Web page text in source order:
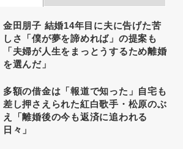
金田朋子 結婚14年目に夫に告げた苦
しさ「僕が夢を諦めれば」の提案も
「夫婦が人生をまっとうするため離婚
を選んだ」
多額の借金は「報道で知った」自宅も
差し押さえられた紅白歌手・松原のぶ
え「離婚後の今も返済に追われる
日々」